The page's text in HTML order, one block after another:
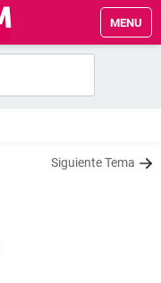
MENU
Siguiente Tema